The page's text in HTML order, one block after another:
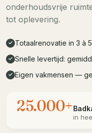
onderhoudsvrije
tot oplevering.
✓ Totaalrenovatie in 3 à
✓ Snelle levertijd:
✓ Eigen vakmensen —
25.000+
in